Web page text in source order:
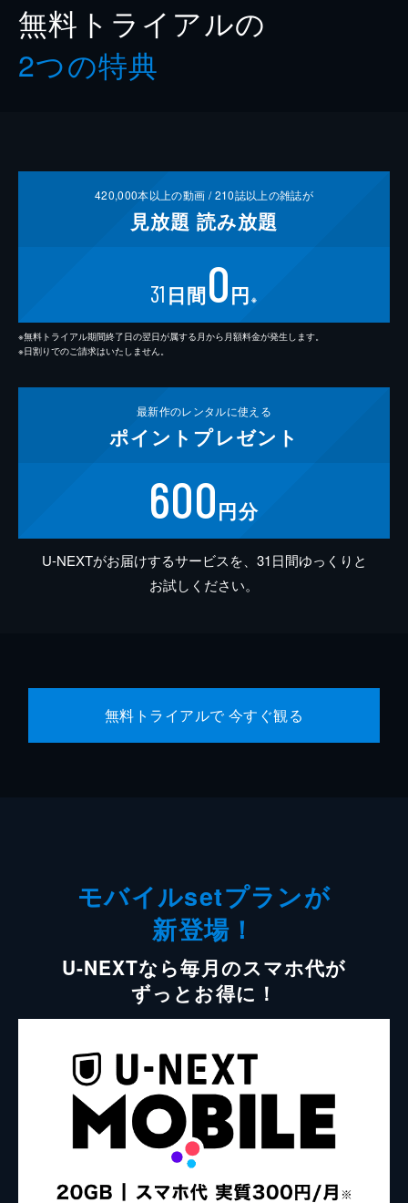
無料トライアルの
2つの特典
420,000本以上の動画 /210誌以上の雑誌が
見放題 読み放題
31 日間0円 ※
※無料トライアル期間終了日の翌日が属する月から月額料金が発生します。
※日割りでのご請求はいたしません。
最新作のレンタルに使える
ポイント プレゼント
600円分
U-NEXTがお届けするサービスを、31日間ゆっくりと
お試しください。
無料トライアルで 今すぐ観る
モバイルsetプランが
新登場！
U-NEXTなら毎月のスマホ代が
ずっとお得に！